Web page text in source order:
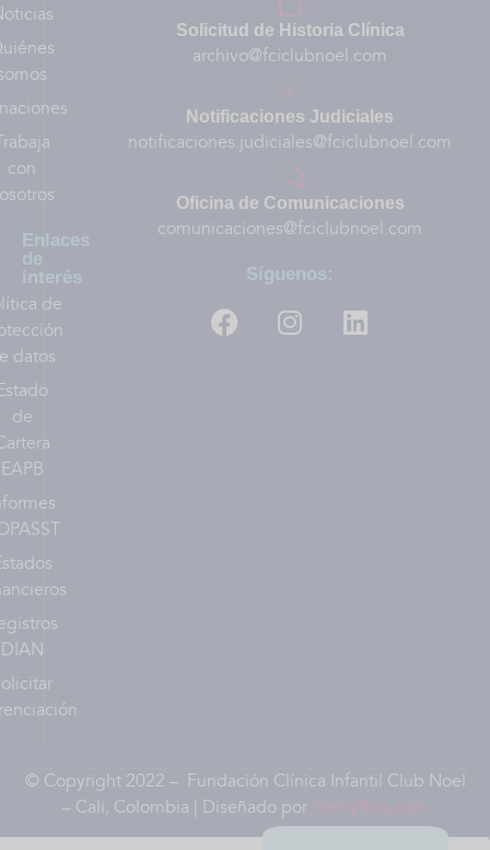
con
Enlaces
de
interés
de
datos
de
EAPB
DIAN
Solicitud de Historia Clínica
archivo@fciclubnoel.com
Notificaciones Judiciales
notificaciones.judiciales@fciclubnoel.com
Oficina de Comunicaciones
comunicaciones@fciclubnoel.com
Síguenos:
© Copyright 2022 – Fundación Clínica Infantil Club Noel
– Cali, Colombia | Diseñado por HenryRios.com